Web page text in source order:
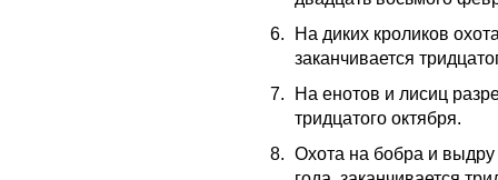
На диких кроликов
заканчивается
На енотов и лисиц
тридцатого октября.
Охота на бобра и выдру